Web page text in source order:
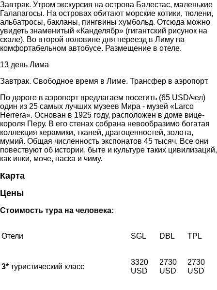
Завтрак. Утром экскурсия на острова Балестас, маленькие
Галапагосы. На островах обитают морские котики, тюлени,
альбатросы, бакланы, пингвины хумбольд. Отсюда можно
увидеть знаменитый «Канделябр» (гигантский рисунок на
скале). Во второй половине дня переезд в Лиму на
комфортабельном автобусе. Размещение в отеле.
13 день Лима
Завтрак. Свободное время в Лиме. Трансфер в аэропорт.
По дороге в аэропорт предлагаем посетить (65 USD/чел)
один из 25 самых лучших музеев Мира - музей «Larco
Herrera». Основан в 1925 году, pасположен в доме вице-
короля Перу. В его стенах собрана невообразимо богатая
коллекция керамики, тканей, драгоценностей, золота,
мумий. Общая численность экспонатов 45 тысяч. Все они
повествуют об истории, быте и культуре таких цивилизаций,
как инки, моче, наска и чиму.
Карта
Цены
Стоимость тура на человека:
Отели SGL DBL TPL
3* туристический класс
3320
USD
2730
USD
2730
USD